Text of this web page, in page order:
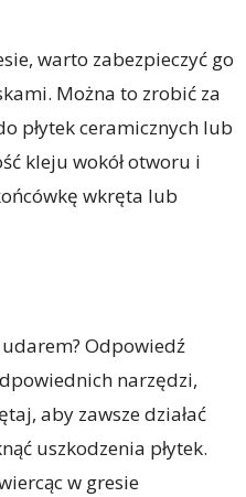
warto zabezpieczyć go
Można to zrobić za
płytek ceramicznych lub
kleju wokół otworu i
wkręta lub
Odpowiedź
narzędzi,
aby zawsze działać
uszkodzenia płytek.
w gresie